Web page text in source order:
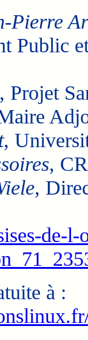
Pierre
Public
Projet
,
,
,
de-l-
à :